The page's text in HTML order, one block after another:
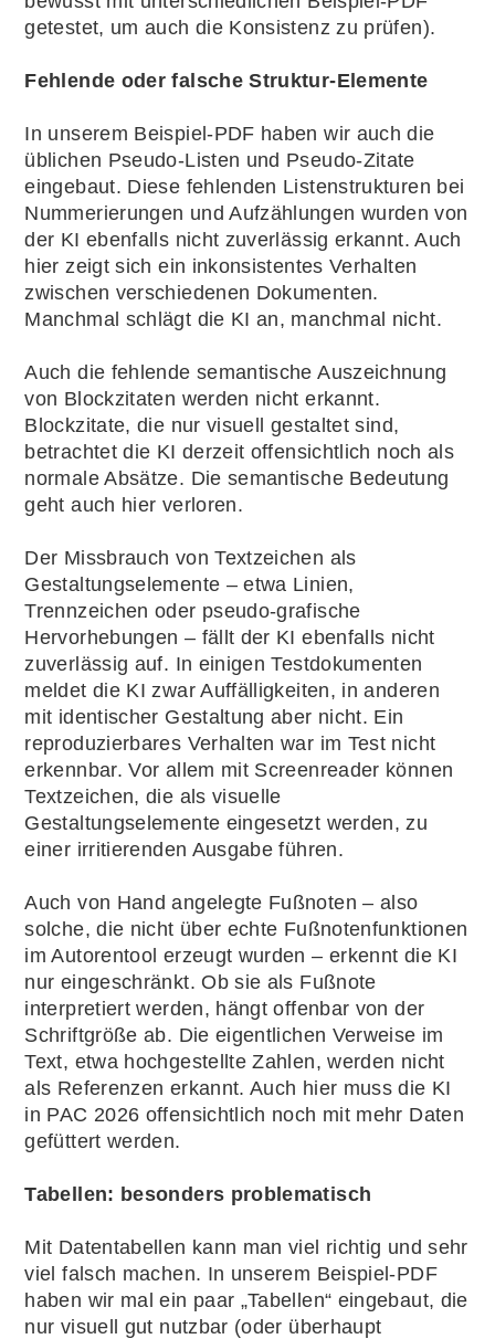
getestet, um auch die Konsistenz zu prüfen).
Fehlende oder falsche Struktur-Elemente
In unserem Beispiel-PDF haben wir auch die
üblichen Pseudo-Listen und Pseudo-Zitate
eingebaut. Diese fehlenden Listenstrukturen bei
Nummerierungen und Aufzählungen wurden von
der KI ebenfalls nicht zuverlässig erkannt. Auch
hier zeigt sich ein inkonsistentes Verhalten
zwischen verschiedenen Dokumenten.
Manchmal schlägt die KI an, manchmal nicht.
Auch die fehlende semantische Auszeichnung
von Blockzitaten werden nicht erkannt.
Blockzitate, die nur visuell gestaltet sind,
betrachtet die KI derzeit offensichtlich noch als
normale Absätze. Die semantische Bedeutung
geht auch hier verloren.
Der Missbrauch von Textzeichen als
Gestaltungselemente – etwa Linien,
Trennzeichen oder pseudo-grafische
Hervorhebungen – fällt der KI ebenfalls nicht
zuverlässig auf. In einigen Testdokumenten
meldet die KI zwar Auffälligkeiten, in anderen
mit identischer Gestaltung aber nicht. Ein
reproduzierbares Verhalten war im Test nicht
erkennbar. Vor allem mit Screenreader können
Textzeichen, die als visuelle
Gestaltungselemente eingesetzt werden, zu
einer irritierenden Ausgabe führen.
Auch von Hand angelegte Fußnoten – also
solche, die nicht über echte Fußnotenfunktionen
im Autorentool erzeugt wurden – erkennt die KI
nur eingeschränkt. Ob sie als Fußnote
interpretiert werden, hängt offenbar von der
Schriftgröße ab. Die eigentlichen Verweise im
Text, etwa hochgestellte Zahlen, werden nicht
als Referenzen erkannt. Auch hier muss die KI
in PAC 2026 offensichtlich noch mit mehr Daten
gefüttert werden.
Tabellen: besonders problematisch
Mit Datentabellen kann man viel richtig und sehr
viel falsch machen. In unserem Beispiel-PDF
haben wir mal ein paar „Tabellen“ eingebaut, die
nur visuell gut nutzbar (oder überhaupt